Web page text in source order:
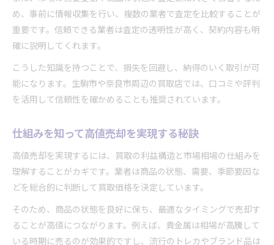
め、事前に情報収集を行い、複数の業者で査定を比較することが
重要です。信頼できる業者は査定の透明性が高く、契約内容も明
確に説明してくれます。
こうした知識を持つことで、損失を回避し、納得のいく取引が可
能になります。生駒市や奈良市周辺の買取店では、口コミや評判
を活用して信頼性を確かめることも推奨されています。
仕組みを知って高値売却を実現する秘訣
高値売却を実現するには、買取の利益構造と市場相場の仕組みを
理解することがカギです。業者は商品の状態、需要、季節要因な
どを総合的に判断して買取価格を決定しています。
そのため、商品の状態を良好に保ち、最適なタイミングで売却す
ることが高値につながります。例えば、貴金属は相場が高騰して
いる時期に売るのが効果的ですし、流行のトレカやブランド品は